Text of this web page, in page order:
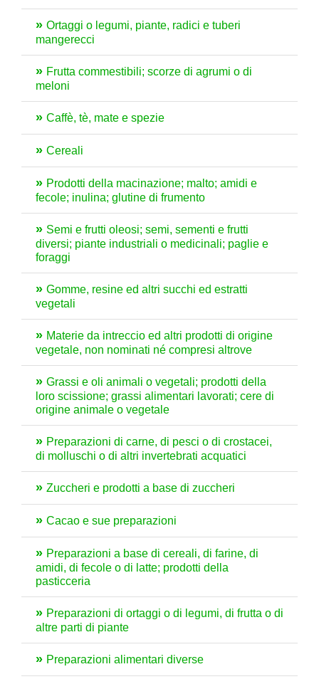
Ortaggi o legumi, piante, radici e tuberi
mangerecci
Frutta commestibili; scorze di agrumi o di
meloni
Caffè, tè, mate e spezie
Cereali
Prodotti della macinazione; malto; amidi e
fecole; inulina; glutine di frumento
Semi e frutti oleosi; semi, sementi e frutti
diversi; piante industriali o medicinali; paglie e
foraggi
Gomme, resine ed altri succhi ed estratti
vegetali
Materie da intreccio ed altri prodotti di origine
vegetale, non nominati né compresi altrove
Grassi e oli animali o vegetali; prodotti della
loro scissione; grassi alimentari lavorati; cere di
origine animale o vegetale
Preparazioni di carne, di pesci o di crostacei,
di molluschi o di altri invertebrati acquatici
Zuccheri e prodotti a base di zuccheri
Cacao e sue preparazioni
Preparazioni a base di cereali, di farine, di
amidi, di fecole o di latte; prodotti della
pasticceria
Preparazioni di ortaggi o di legumi, di frutta o di
altre parti di piante
Preparazioni alimentari diverse